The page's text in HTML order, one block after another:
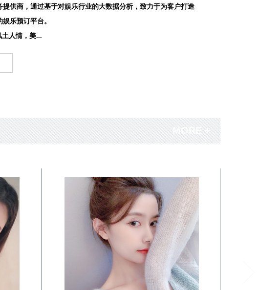
提供商，通过基于对娱乐行业的大数据分析，致力于为客户打造
乐预订平台。
人情，美...